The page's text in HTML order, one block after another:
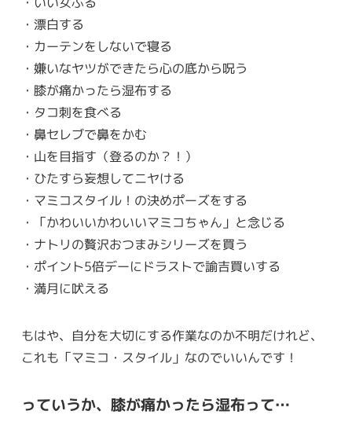
・漂白する
・カーテンをしないで寝る
・嫌いなヤツができたら心の底から呪う
・膝が痛かったら湿布する
・タコ刺を食べる
・鼻セレブで鼻をかむ
・山を目指す（登るのか？！）
・ひたすら妄想してニヤける
・マミコスタイル！の決めポーズをする
・「かわいいかわいいマミコちゃん」と念じる
・ナトリの贅沢おつまみシリーズを買う
・ポイント5倍デーにドラストで諭吉買いする
・満月に吠える
もはや、自分を大切にする作業なのか不明だけれど、
これも「マミコ・スタイル」なのでいいんです！
っていうか、膝が痛かったら湿布って…